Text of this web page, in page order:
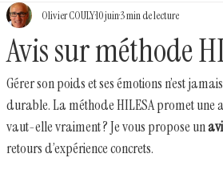
Avis sur méthode
Olivier COULY10 juin3 min de lecture
Gérer son poids et ses émotions n’est
durable. La méthode HILESA promet une
vaut-elle vraiment ? Je vous propose un
retours d’expérience concrets.